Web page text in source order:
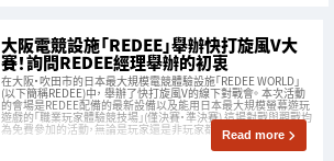
大阪電競設施「REDEE」舉辦快打旋風V大
賽！詢問REDEE經理舉辦的初衷
在大阪・吹田市的日本最大規模電競體驗設施「REDEE WORLD」
(以下簡稱REDEE)中， 舉辦了快打旋風V的線下對戰會。 本次活動
的會場是REDEE配備的最新設備以及能用日本最大規模螢幕遊玩
遊戲的「職業玩家體驗競技場」(僅決賽・準決賽) 這場對戰與觀戰均
為免費參加的活動，無論是玩家還是非玩家都能享受電競樂趣。
Read more